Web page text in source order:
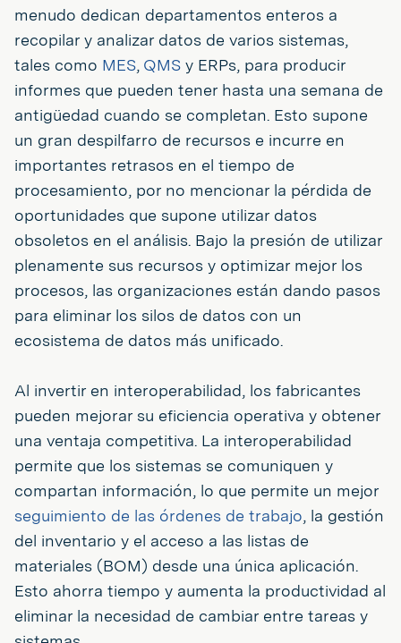
menudo dedican departamentos enteros a
recopilar y analizar datos de varios sistemas,
tales como MES, QMS y ERPs, para producir
informes que pueden tener hasta una semana de
antigüedad cuando se completan. Esto supone
un gran despilfarro de recursos e incurre en
importantes retrasos en el tiempo de
procesamiento, por no mencionar la pérdida de
oportunidades que supone utilizar datos
obsoletos en el análisis. Bajo la presión de utilizar
plenamente sus recursos y optimizar mejor los
procesos, las organizaciones están dando pasos
para eliminar los silos de datos con un
ecosistema de datos más unificado.
Al invertir en interoperabilidad, los fabricantes
pueden mejorar su eficiencia operativa y obtener
una ventaja competitiva. La interoperabilidad
permite que los sistemas se comuniquen y
compartan información, lo que permite un mejor
seguimiento de las órdenes de trabajo, la gestión
del inventario y el acceso a las listas de
materiales (BOM) desde una única aplicación.
Esto ahorra tiempo y aumenta la productividad al
eliminar la necesidad de cambiar entre tareas y